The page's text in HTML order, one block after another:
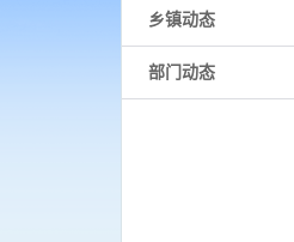
乡镇动态
部门动态